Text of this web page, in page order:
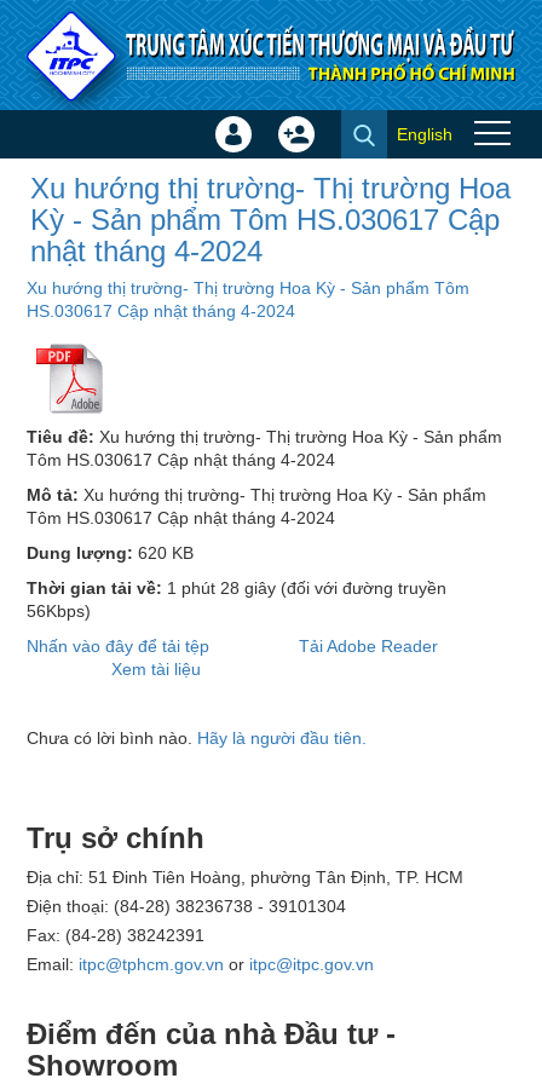
Truy cập nội dung luôn
Chi tiết Thị trường - Ngành
hàng
Đăng
Tạo
khoản
English
×
Xu hướng thị trường- Thị trường Hoa
Kỳ - Sản phẩm Tôm HS.030617 Cập
nhật tháng 4-2024
Xu hướng thị trường- Thị trường Hoa Kỳ - Sản phẩm Tôm
HS.030617 Cập nhật tháng 4-2024
Tiêu đề:Xu hướng thị trường- Thị trường Hoa Kỳ - Sản phẩm
Tôm HS.030617 Cập nhật tháng 4-2024
Mô tả:Xu hướng thị trường- Thị trường Hoa Kỳ - Sản phẩm
Tôm HS.030617 Cập nhật tháng 4-2024
Dung lượng:620 KB
Thời gian tải về: 1 phút 28 giây (đối với đường truyền
56Kbps)
Nhấn vào đây để tải tệp
Tải Adobe Reader
Xem tài liệu
Chưa có lời bình nào. Hãy là người đầu tiên.
Trụ sở chính
Địa chỉ: 51 Đinh Tiên Hoàng, phường Tân Định, TP. HCM
Điện thoại: (84-28) 38236738 - 39101304
Fax: (84-28) 38242391
Email: itpc@tphcm.gov.vn or itpc@itpc.gov.vn
Điểm đến của nhà Đầu tư -
Showroom